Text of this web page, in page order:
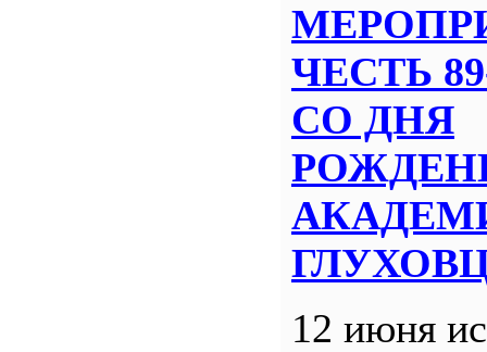
ЧЕСТЬ
СО ДНЯ
12 июня